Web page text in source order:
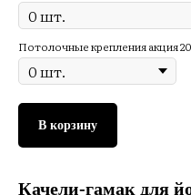
Потолочные крепления акция
В корзину
Качели-гамак для